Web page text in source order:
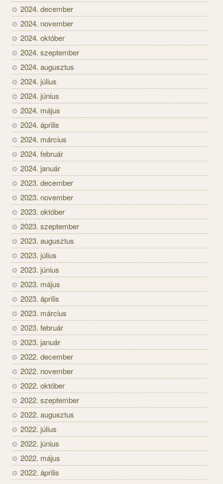
2024. december
2024. november
2024. október
2024. szeptember
2024. augusztus
2024. július
2024. június
2024. május
2024. április
2024. március
2024. február
2024. január
2023. december
2023. november
2023. október
2023. szeptember
2023. augusztus
2023. július
2023. június
2023. május
2023. április
2023. március
2023. február
2023. január
2022. december
2022. november
2022. október
2022. szeptember
2022. augusztus
2022. július
2022. június
2022. május
2022. április